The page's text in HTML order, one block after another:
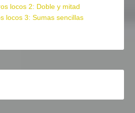
locos 2: Doble y mitad
locos 3: Sumas sencillas